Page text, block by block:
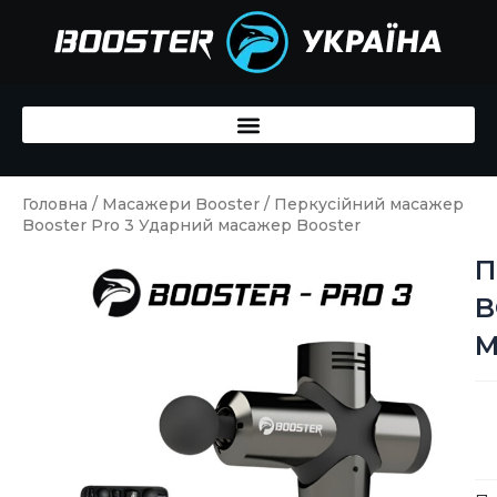
Головна / Масажери Booster / Перкусійний масажер
Booster Pro 3 Ударний масажер Booster